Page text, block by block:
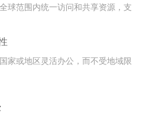
球范围内统一访问和共享资源，支
家或地区灵活办公，而不受地域限